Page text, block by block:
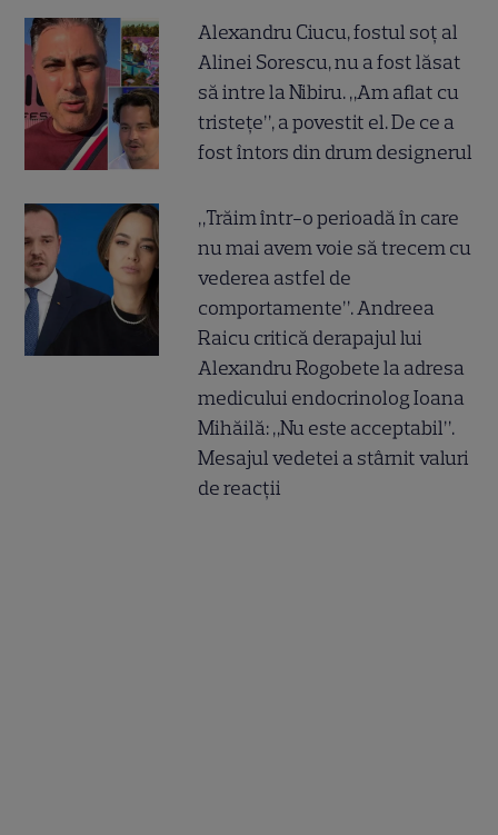
Alexandru Ciucu, fostul soț al
Alinei Sorescu, nu a fost lăsat
să intre la Nibiru. „Am aflat cu
tristețe”, a povestit el. De ce a
fost întors din drum designerul
„Trăim într-o perioadă în care
nu mai avem voie să trecem cu
vederea astfel de
comportamente”. Andreea
Raicu critică derapajul lui
Alexandru Rogobete la adresa
medicului endocrinolog Ioana
Mihăilă: „Nu este acceptabil”.
Mesajul vedetei a stârnit valuri
de reacții